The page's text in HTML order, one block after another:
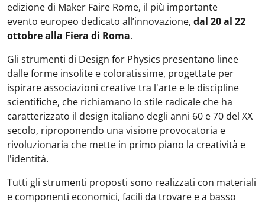
edizione di Maker Faire Rome, il più importante
evento europeo dedicato all’innovazione, dal 20 al 22
ottobre alla Fiera di Roma.
Gli strumenti di Design for Physics presentano linee
dalle forme insolite e coloratissime, progettate per
ispirare associazioni creative tra l'arte e le discipline
scientifiche, che richiamano lo stile radicale che ha
caratterizzato il design italiano degli anni 60 e 70 del XX
secolo, riproponendo una visione provocatoria e
rivoluzionaria che mette in primo piano la creatività e
l'identità.
Tutti gli strumenti proposti sono realizzati con materiali
e componenti economici, facili da trovare e a basso